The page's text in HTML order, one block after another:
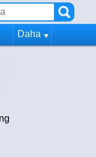
Daha